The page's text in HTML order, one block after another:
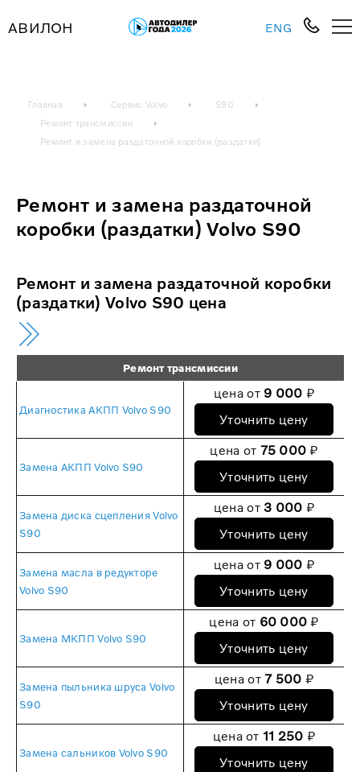
АВИЛОН ENG
Главная Сервис Volvo
S90
Ремонт трансмиссии
Ремонт и замена раздаточной коробки (раздатки)
Ремонт и замена раздаточной
коробки (раздатки) Volvo S90
Ремонт и замена раздаточной коробки
(раздатки) Volvo S90 цена
Ремонт трансмиссии
Диагностика АКПП Volvo S90
цена от 9 000 ₽
Уточнить цену
Замена АКПП Volvo S90
цена от 75 000 ₽
Уточнить цену
Замена диска сцепления Volvo
S90
цена от3 000 ₽
Уточнить цену
Замена масла в редукторе
Volvo S90
цена от 9 000 ₽
Уточнить цену
Замена МКПП Volvo S90
цена от 60 000 ₽
Уточнить цену
Замена пыльника шруса Volvo
S90
цена от7 500 ₽
Уточнить цену
Замена сальников Volvo S90
цена от 11 250 ₽
Уточнить цену